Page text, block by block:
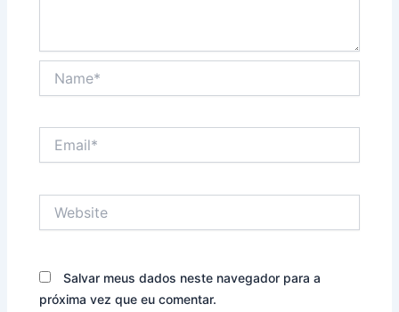
Salvar meus dados neste navegador para a
próxima vez que eu comentar.